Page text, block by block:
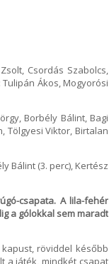
Csordás Szabolcs,
Ákos, Mogyorósi
Borbély Bálint, Bagi
Tölgyesi Viktor, Birtalan
Bálint (3. perc), Kertész
csapata. A lila-fehér
a gólokkal sem maradt
röviddel később
a játék, mindkét csapat